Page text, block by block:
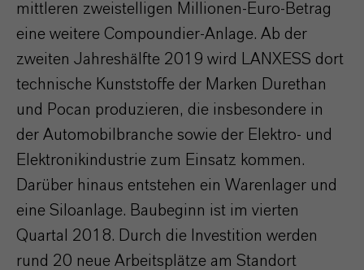
mittleren zweistelligen Millionen-Euro-Betrag
eine weitere Compoundier-Anlage. Ab der
zweiten Jahreshälfte 2019 wird LANXESS dort
technische Kunststoffe der Marken Durethan
und Pocan produzieren, die insbesondere in
der Automobilbranche sowie der Elektro- und
Elektronikindustrie zum Einsatz kommen.
Darüber hinaus entstehen ein Warenlager und
eine Siloanlage. Baubeginn ist im vierten
Quartal 2018. Durch die Investition werden
rund 20 neue Arbeitsplätze am Standort